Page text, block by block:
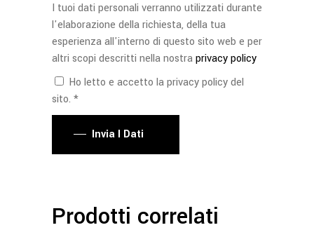
I tuoi dati personali verranno utilizzati durante
l'elaborazione della richiesta, della tua
esperienza all'interno di questo sito web e per
altri scopi descritti nella nostraprivacy policy
Ho letto e accetto la privacy policy del
sito. *
Invia I Dati
Prodotti correlati